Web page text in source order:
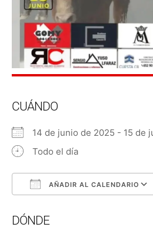
CUÁNDO
14 de junio de 2025 - 15 de
Todo el día
AÑADIR AL CALENDARIO
DÓNDE